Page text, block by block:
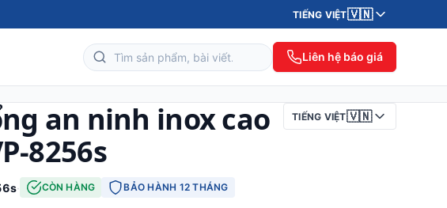
TIẾNG VIỆT🇻🇳
Liên hệ báo giá
TIẾNG VIỆT🇻🇳
an ninh inox cao
8256s
· CÒN HÀNG BẢO HÀNH 12 THÁNG